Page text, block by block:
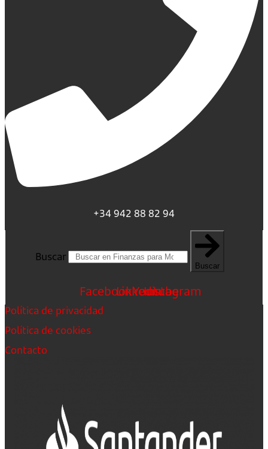
+34 942 88 82 94
Buscar
Buscar
FacebookLinkedin
Youtube
Instagram
Política de privacidad
Política de cookies
Contacto